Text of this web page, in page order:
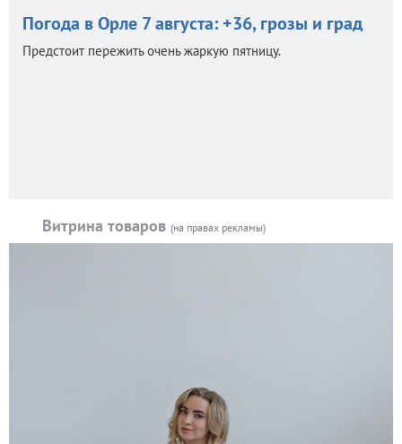
Погода в Орле 7 августа: +36, грозы и град
Предстоит пережить очень жаркую пятницу.
Витрина товаров (на правах рекламы)